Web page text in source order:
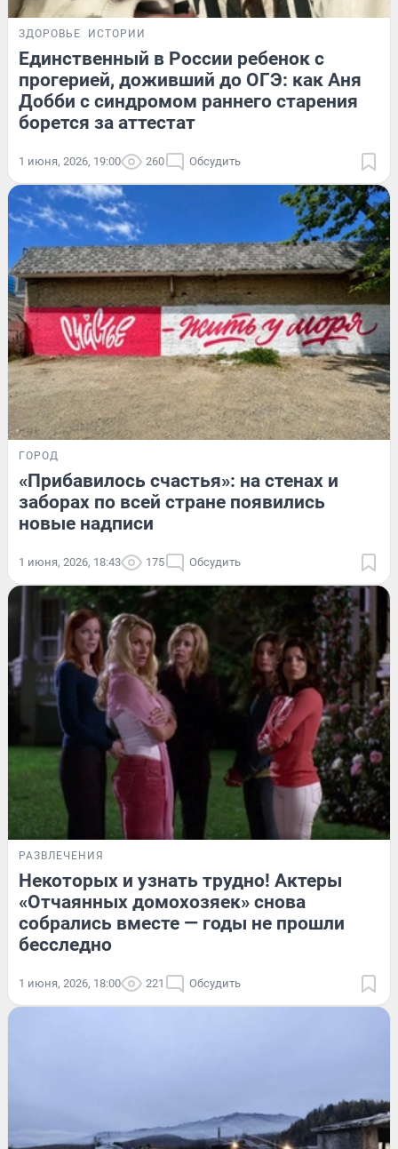
ЗДОРОВЬЕ ИСТОРИИ
Единственный в России ребенок с
прогерией, доживший до ОГЭ: как Аня
Добби с синдромом раннего старения
борется за аттестат
1 июня, 2026, 19:00 260 Обсудить
ГОРОД
«Прибавилось счастья»: на стенах и
заборах по всей стране появились
новые надписи
1 июня, 2026, 18:43 175 Обсудить
РАЗВЛЕЧЕНИЯ
Некоторых и узнать трудно! Актеры
«Отчаянных домохозяек» снова
собрались вместе — годы не прошли
бесследно
1 июня, 2026, 18:00 221 Обсудить